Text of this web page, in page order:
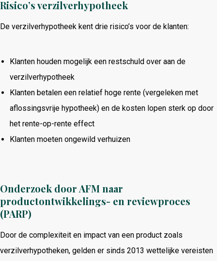
Risico’s verzilverhypotheek
De verzilverhypotheek kent drie risico’s voor de klanten:
Klanten houden mogelijk een restschuld over aan de
verzilverhypotheek
Klanten betalen een relatief hoge rente (vergeleken met
aflossingsvrije hypotheek) en de kosten lopen sterk op door
het rente-op-rente effect
Klanten moeten ongewild verhuizen
Onderzoek door AFM naar
productontwikkelings- en reviewproces
(PARP)
Door de complexiteit en impact van een product zoals
verzilverhypotheken, gelden er sinds 2013 wettelijke vereisten